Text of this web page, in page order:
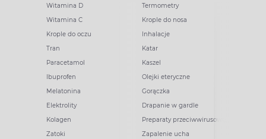
Witamina D
Witamina C
Krople do oczu
Tran
Paracetamol
Ibuprofen
Melatonina
Elektrolity
Kolagen
Zatoki
Termometry
Krople do nosa
Inhalacje
Katar
Kaszel
Olejki eteryczne
Gorączka
Drapanie w gardle
Preparaty przeciwwirusowe
Zapalenie ucha